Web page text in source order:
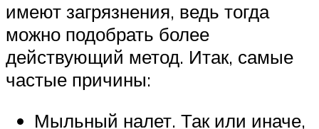
имеют загрязнения, ведь тогда
можно подобрать более
действующий метод. Итак, самые
частые причины:
Мыльный налет. Так или иначе,